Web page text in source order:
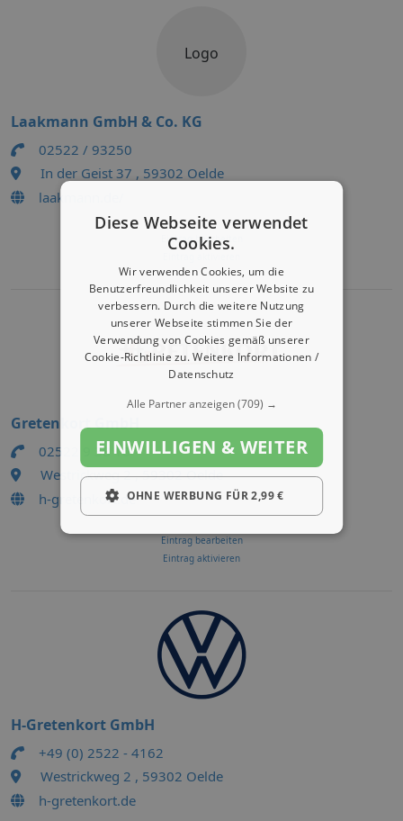
Logo
Laakmann GmbH & Co. KG
02522 / 93250
In der Geist 37 , 59302 Oelde
laakmann.de/
Eintrag bearbeiten
Gretenkort GmbH
02522 9 38 10
Westrickweg 2 , 59302 Oelde
h-gretenkort.de
Eintrag bearbeiten
Eintrag aktivieren
H-Gretenkort GmbH
+49 (0) 2522 - 4162
Westrickweg 2 , 59302 Oelde
h-gretenkort.de
Diese Webseite verwendet
Cookies.
Wir verwenden Cookies, um die
Benutzerfreundlichkeit unserer Website zu
verbessern. Durch die weitere Nutzung
unserer Webseite stimmen Sie der
Verwendung von Cookies gemäß unserer
Cookie-Richtlinie zu.Weitere Informationen /
Datenschutz
Alle Partner anzeigen(709) →
EINWILLIGEN & WEITER
OHNE WERBUNG FÜR 2,99 €